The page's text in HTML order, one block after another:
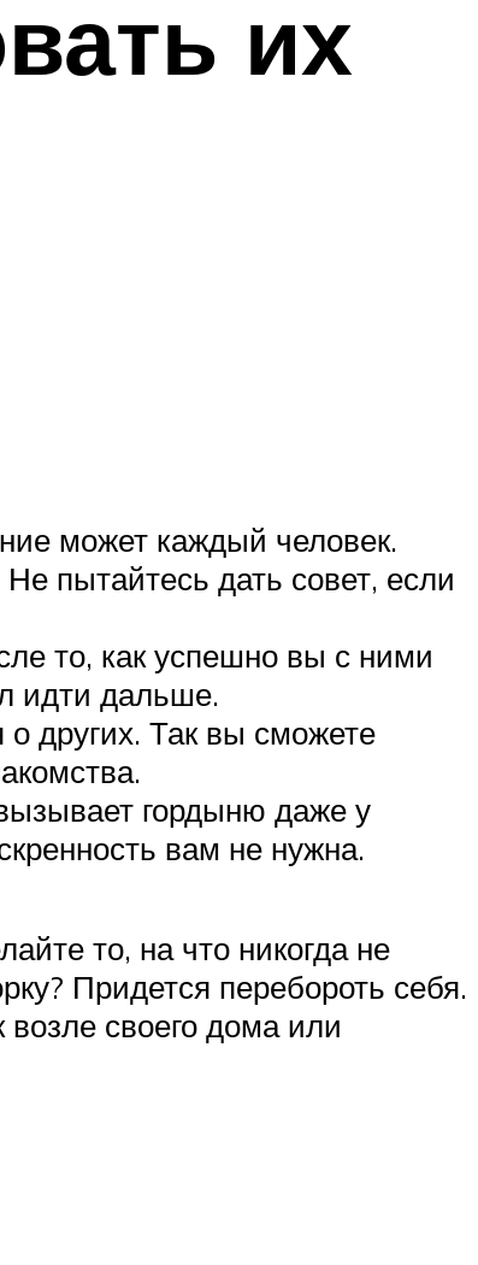
их
может каждый человек.
пытайтесь дать совет, если
то, как успешно вы с ними
идти дальше.
о других. Так вы сможете
гордыню даже у
вам не нужна.
то, на что никогда не
Придется перебороть себя.
своего дома или